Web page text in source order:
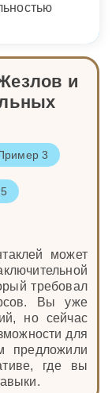
и
3
может
требовал
Вы уже
но сейчас
для
предложили
где вы